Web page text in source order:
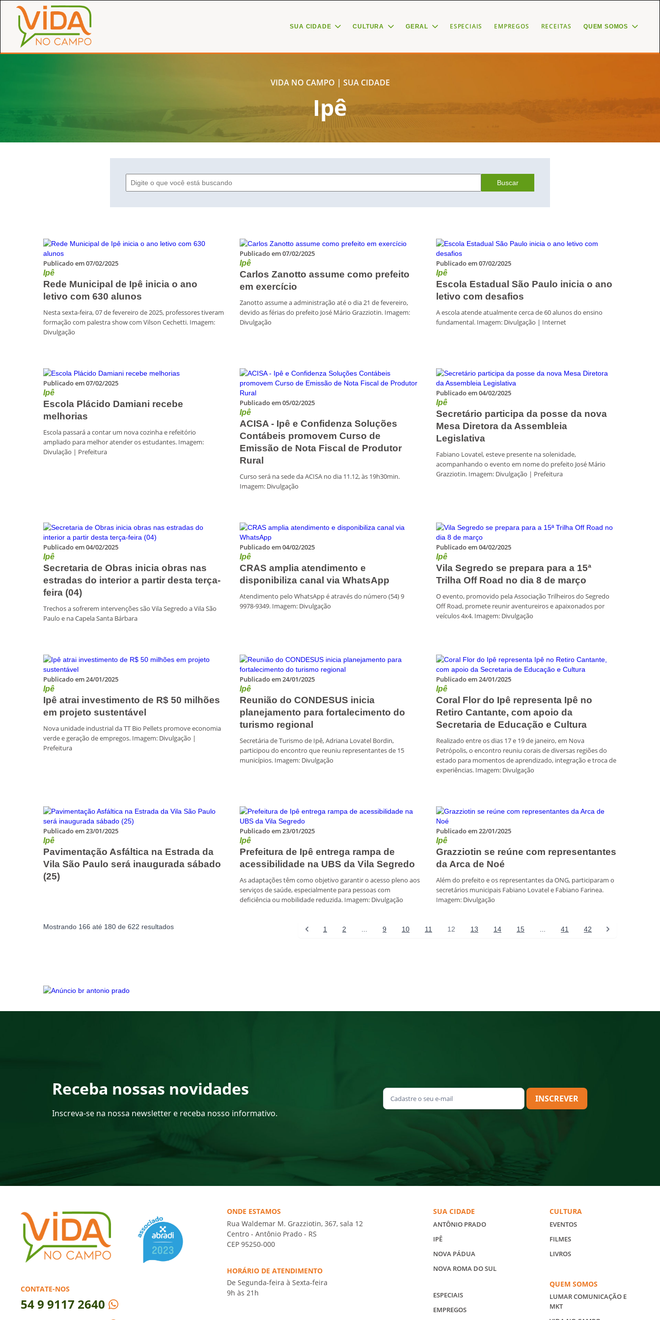
SUA CIDADE CULTURA GERAL ESPECIAIS EMPREGOS RECEITAS QUEM SOMOS
VIDA NO CAMPO | SUA CIDADE
Ipê
Buscar
Publicado em 07/02/2025
Ipê
Rede Municipal de Ipê inicia o ano
letivo com 630 alunos
Nesta sexta-feira, 07 de fevereiro de 2025, professores tiveram
formação com palestra show com Vilson Cechetti. Imagem:
Divulgação
Publicado em 07/02/2025
Ipê
Carlos Zanotto assume como prefeito
em exercício
Zanotto assume a administração até o dia 21 de fevereiro,
devido as férias do prefeito José Mário Grazziotin. Imagem:
Divulgação
Publicado em 07/02/2025
Ipê
Escola Estadual São Paulo inicia o ano
letivo com desafios
A escola atende atualmente cerca de 60 alunos do ensino
fundamental. Imagem: Divulgação | Internet
Publicado em 07/02/2025
Ipê
Escola Plácido Damiani recebe
melhorias
Escola passará a contar um nova cozinha e refeitório
ampliado para melhor atender os estudantes. Imagem:
Divulação | Prefeitura
Publicado em 05/02/2025
Ipê
ACISA - Ipê e Confidenza Soluções
Contábeis promovem Curso de
Emissão de Nota Fiscal de Produtor
Rural
Curso será na sede da ACISA no dia 11.12, às 19h30min.
Imagem: Divulgação
Publicado em 04/02/2025
Ipê
Secretário participa da posse da nova
Mesa Diretora da Assembleia
Legislativa
Fabiano Lovatel, esteve presente na solenidade,
acompanhando o evento em nome do prefeito José Mário
Grazziotin. Imagem: Divulgação | Prefeitura
Publicado em 04/02/2025
Ipê
Secretaria de Obras inicia obras nas
estradas do interior a partir desta terça-
feira (04)
Trechos a sofrerem intervenções são Vila Segredo a Vila São
Paulo e na Capela Santa Bárbara
Publicado em 04/02/2025
Ipê
CRAS amplia atendimento e
disponibiliza canal via WhatsApp
Atendimento pelo WhatsApp é através do número (54) 9
9978-9349. Imagem: Divulgação
Publicado em 04/02/2025
Ipê
Vila Segredo se prepara para a 15ª
Trilha Off Road no dia 8 de março
O evento, promovido pela Associação Trilheiros do Segredo
Off Road, promete reunir aventureiros e apaixonados por
veículos 4x4. Imagem: Divulgação
Publicado em 24/01/2025
Ipê
Ipê atrai investimento de R$ 50 milhões
em projeto sustentável
Nova unidade industrial da TT Bio Pellets promove economia
verde e geração de empregos. Imagem: Divulgação |
Prefeitura
Publicado em 24/01/2025
Ipê
Reunião do CONDESUS inicia
planejamento para fortalecimento do
turismo regional
Secretária de Turismo de Ipê, Adriana Lovatel Bordin,
participou do encontro que reuniu representantes de 15
municípios. Imagem: Divulgação
Publicado em 24/01/2025
Ipê
Coral Flor do Ipê representa Ipê no
Retiro Cantante, com apoio da
Secretaria de Educação e Cultura
Realizado entre os dias 17 e 19 de janeiro, em Nova
Petrópolis, o encontro reuniu corais de diversas regiões do
estado para momentos de aprendizado, integração e troca de
experiências. Imagem: Divulgação
Publicado em 23/01/2025
Ipê
Pavimentação Asfáltica na Estrada da
Vila São Paulo será inaugurada sábado
(25)
Publicado em 23/01/2025
Ipê
Prefeitura de Ipê entrega rampa de
acessibilidade na UBS da Vila Segredo
As adaptações têm como objetivo garantir o acesso pleno aos
serviços de saúde, especialmente para pessoas com
deficiência ou mobilidade reduzida. Imagem: Divulgação
Publicado em 22/01/2025
Ipê
Grazziotin se reúne com representantes
da Arca de Noé
Além do prefeito e os representantes da ONG, participaram o
secretários municipais Fabiano Lovatel e Fabiano Farinea.
Imagem: Divulgação
Mostrando 166 até 180 de 622 resultados 1 2 9 10 11 12 13 14 15 41 42
Receba nossas novidades
Inscreva-se na nossa newsletter e receba nosso informativo.
INSCREVER
CONTATE-NOS
549 9117 2640
ONDE ESTAMOS
Rua Waldemar M. Grazziotin, 367, sala 12
Centro - Antônio Prado - RS
CEP 95250-000
HORÁRIO DE ATENDIMENTO
De Segunda-feira à Sexta-feira
9h às 21h
SUA CIDADE
ANTÔNIO PRADO
IPÊ
NOVA PÁDUA
NOVA ROMA DO SUL
ESPECIAIS
EMPREGOS
CULTURA
EVENTOS
FILMES
LIVROS
QUEM SOMOS
LUMAR COMUNICAÇÃO E
MKT